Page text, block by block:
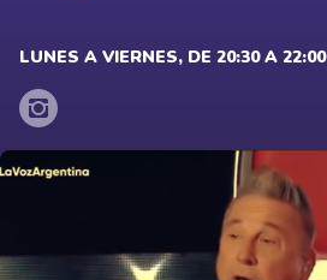
LUNES A VIERNES, DE 20:30 A 22:00